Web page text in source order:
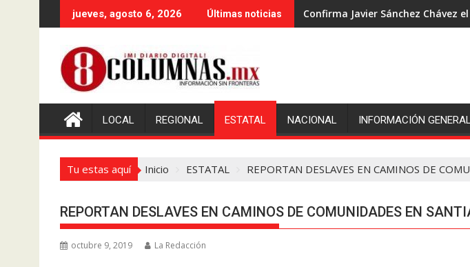
al
jueves, agosto 6, 2026 Últimas noticias Confirma Javier Sánchez Chávez
LOCAL REGIONAL ESTATAL NACIONAL INFORMACIÓN
Tu estas aquí Inicio ESTATAL REPORTAN DESLAVES EN CAMINOS DE
REPORTAN DESLAVES EN CAMINOS DE COMUNIDADES EN
octubre 9, 2019 La Redacción